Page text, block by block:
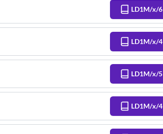
LD1M/x/6
LD1M/x/4
LD1M/x/5
LD1M/x/4